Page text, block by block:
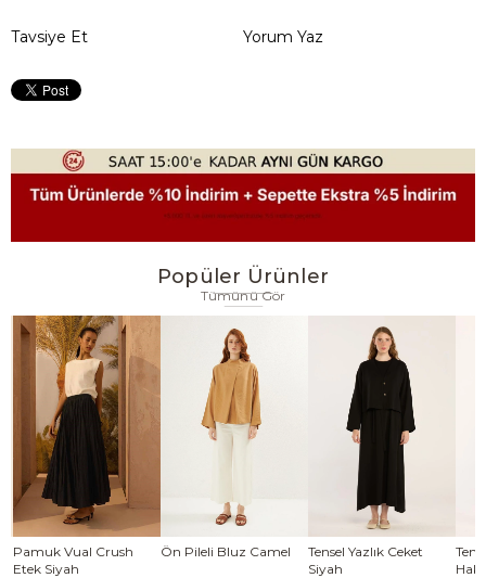
Tavsiye Et Yorum Yaz
Popüler Ürünler
Tümünü Gör
Pamuk Vual Crush
Etek Siyah
Ön Pileli Bluz Camel
Tensel Yazlık Ceket
Siyah
Haki